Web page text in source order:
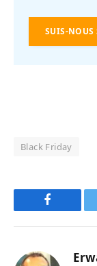
SUIS-NOUS
Black Friday
Facebook